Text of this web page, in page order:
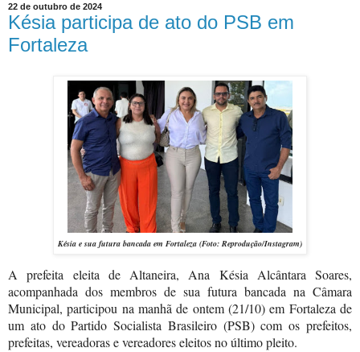
22 de outubro de 2024
Késia participa de ato do PSB em
Fortaleza
Késia e sua futura bancada em Fortaleza (Foto: Reprodução/Instagram)
A prefeita eleita de Altaneira, Ana Késia Alcântara Soares,
acompanhada dos membros de sua futura bancada na Câmara
Municipal, participou na manhã de ontem (21/10) em Fortaleza de
um ato do Partido Socialista Brasileiro (PSB) com os prefeitos,
prefeitas, vereadoras e vereadores eleitos no último pleito.